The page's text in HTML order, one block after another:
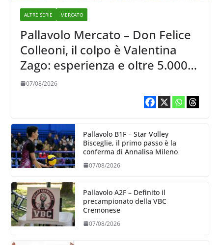
ALTRE SERIE MERCATO
Pallavolo Mercato – Don Felice
Colleoni, il colpo è Valentina
Zago: esperienza e oltre 5.000
punti al servizio di Trescore
07/08/2026
Pallavolo B1F – Star Volley
Bisceglie, il primo passo è la
conferma di Annalisa Mileno
07/08/2026
Pallavolo A2F – Definito il
precampionato della VBC
Cremonese
07/08/2026